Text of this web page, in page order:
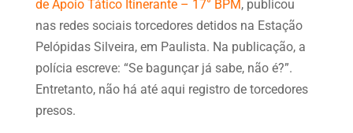
de Apoio Tático Itinerante – 17° BPM, publicou
nas redes sociais torcedores detidos na Estação
Pelópidas Silveira, em Paulista. Na publicação, a
polícia escreve: “Se bagunçar já sabe, não é?”.
Entretanto, não há até aqui registro de torcedores
presos.